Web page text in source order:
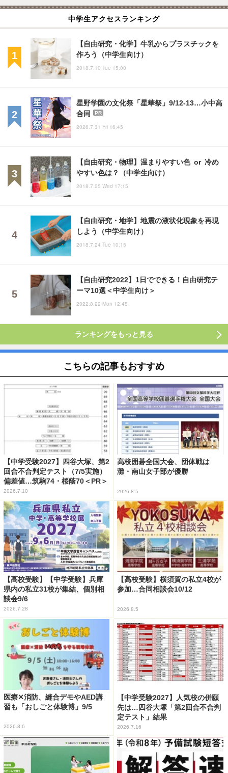
中学生アクセスランキング
【自由研究・化学】牛乳からプラスチックを
作ろう（中学生向け）
2018.7.10 Tue 15:00
星野学園の文化祭「星華祭」9/12-13…小中高
合同
PR
2026.7.31 Fri 16:45
【自由研究・物理】温まりやすい色 or 冷め
やすい色は？（中学生向け）
2018.7.25 Wed 17:15
【自由研究・地学】地震の液状化現象を再現
しよう（中学生向け）
2018.7.24 Tue 10:15
【自由研究2022】1日でできる！自由研究テ
ーマ10選＜中学生向け＞
2022.8.22 Mon 12:45
ランキングをもっと見る
こちらの記事もおすすめ
【中学受験2027】四谷大塚、第2
回合不合判定テスト（7/5実施）
偏差値…筑駒74・桜蔭70＜PR＞
2026.7.10
高校囲碁全国大会、団体戦は
灘・南山女子部が優勝
2026.8.5
【高校受験】【中学受験】兵庫
県内の私立31校が集結、個別相
談会9/6
2026.7.28
【高校受験】横須賀の私立4校が
参加…合同相談会10/12
2026.8.5
医療✕消防、縫合デモやAED講
習も「おしごと体験博」9/5
2026.8.6
【中学受験2027】人気校の併願
先は…四谷大塚「第2回合不合判
定テスト」結果
2026.7.16